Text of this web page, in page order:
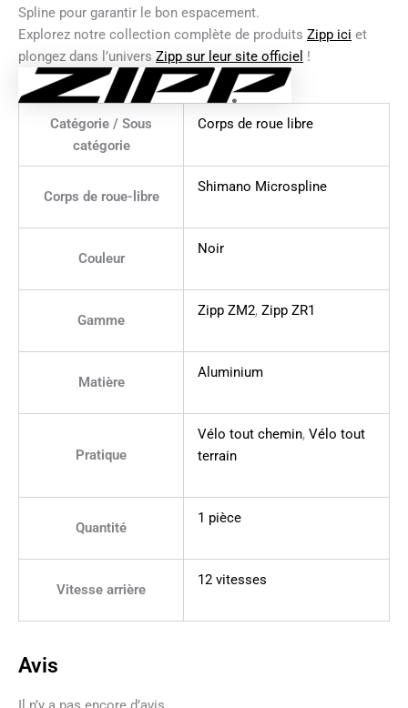
Spline pour garantir le bon espacement.
Explorez notre collection complète de produits Zipp ici et
plongez dans l’univers Zipp sur leur site officiel !
Catégorie / Sous
catégorie
Corps de roue libre
Corps de roue-libre
Shimano Microspline
Couleur
Noir
Gamme
Zipp ZM2, Zipp ZR1
Matière
Aluminium
Pratique
Vélo tout chemin, Vélo tout
terrain
Quantité
1 pièce
Vitesse arrière
12 vitesses
Avis